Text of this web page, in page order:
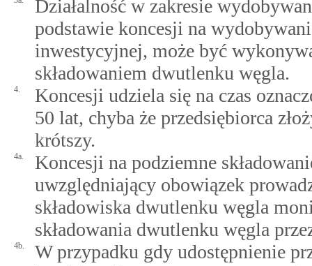
Działalność w zakresie
podstawie koncesji na
inwestycyjnej, może być
składowaniem dwutlenku węgla.
4.
Koncesji udziela się na czas
50 lat, chyba że przedsiębiorca
krótszy.
4a.
Koncesji na podziemne
uwzględniający obowiązek
składowiska dwutlenku węgla
składowania dwutlenku węgla
4b.
W przypadku gdy udostępnienie